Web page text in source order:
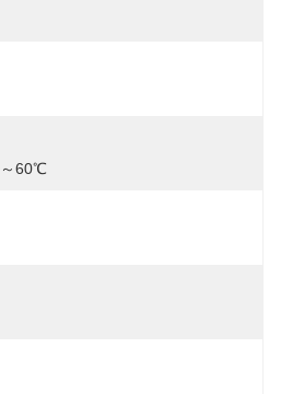
60℃